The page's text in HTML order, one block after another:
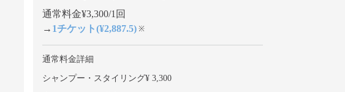
通常料金¥3,300/1回
→ 1チケット(¥2,887.5) ※
通常料金詳細
シャンプー・スタイリング¥ 3,300